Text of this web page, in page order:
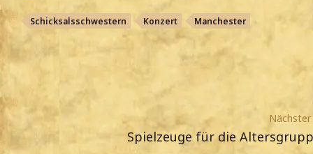
Schicksalsschwestern Konzert Manchester
Spielzeuge für die